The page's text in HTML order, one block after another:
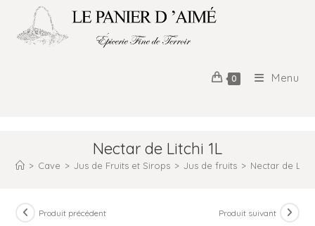
0 Menu
Nectar de Litchi 1L
> Cave > Jus de Fruits et Sirops > Jus de fruits > Nectar de
Produit précédent Produit suivant